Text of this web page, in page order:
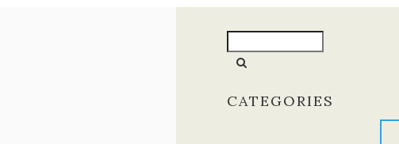
CATEGORIES